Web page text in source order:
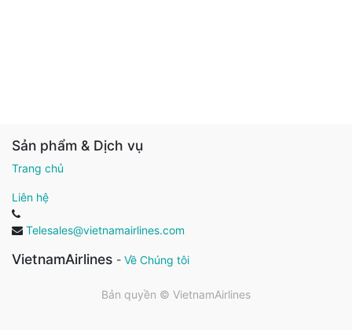
Sản phẩm & Dịch vụ
Trang chủ
Liên hệ
Telesales@vietnamairlines.com
VietnamAirlines - Về Chúng tôi
Bản quyền © VietnamAirlines